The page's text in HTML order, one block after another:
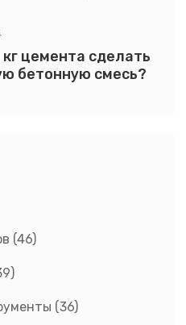
кг цемента сделать
бетонную смесь?
(46)
(36)